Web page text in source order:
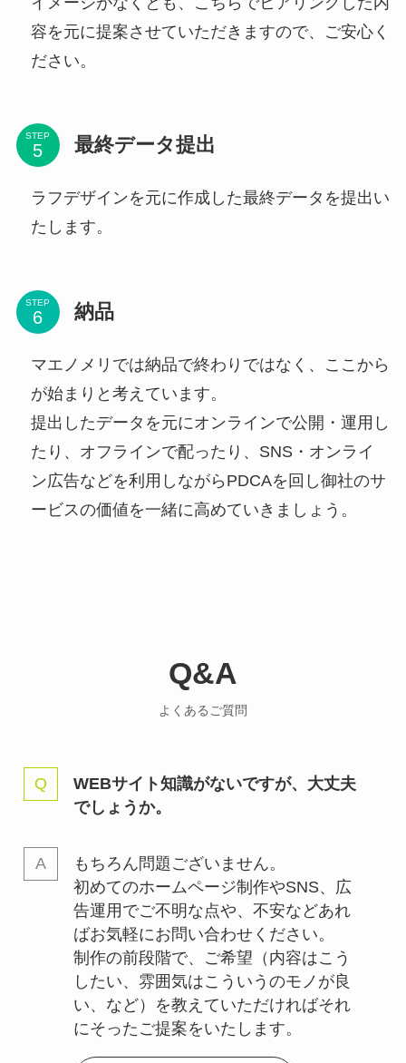
容を元に提案させていただきますので、ご安心く
ださい。
STEP 最終データ提出
ラフデザインを元に作成した最終データを提出い
たします。
STEP 納品
マエノメリでは納品で終わりではなく、ここから
が始まりと考えています。
提出したデータを元にオンラインで公開・運用し
たり、オフラインで配ったり、SNS・オンライ
ン広告などを利用しながらPDCAを回し御社のサ
ービスの価値を一緒に高めていきましょう。
Q&A
よくあるご質問
WEBサイト知識がないですが、大丈夫
でしょうか。
もちろん問題ございません。
初めてのホームページ制作やSNS、広
告運用でご不明な点や、不安などあれ
ばお気軽にお問い合わせください。
制作の前段階で、ご希望（内容はこう
したい、雰囲気はこういうのモノが良
い、など）を教えていただければそれ
にそったご提案をいたします。